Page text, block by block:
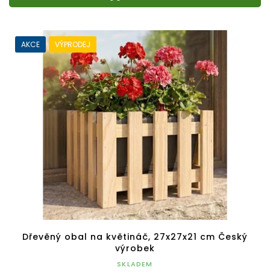
AKCE VÝPRODEJ
Dřevěný obal na květináč, 27x27x21 cm Český
výrobek
SKLADEM